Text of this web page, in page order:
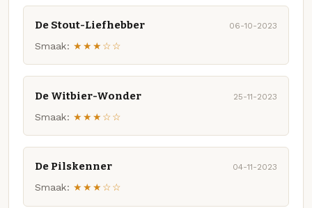
De Stout-Liefhebber 06-10-2023
Smaak: ★★★☆☆
De Witbier-Wonder 25-11-2023
Smaak: ★★★☆☆
De Pilskenner 04-11-2023
Smaak: ★★★☆☆